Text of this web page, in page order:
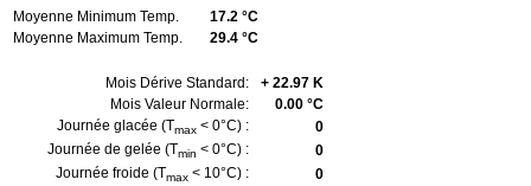
Moyenne Minimum Temp.
17.2 °C
Moyenne Maximum Temp.
29.4 °C
Mois Dérive Standard:
+ 22.97 K
Mois Valeur Normale:
0.00 °C
Journée glacée (Tmax < 0°C) :
0
Journée de gelée (Tmin < 0°C) :
0
Journée froide (Tmax < 10°C) :
0